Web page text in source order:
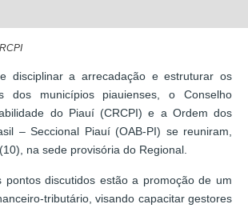
disciplinar a arrecadação e estruturar os
dos municípios piauienses, o Conselho
do Piauí (CRCPI) e a Ordem dos
– Seccional Piauí (OAB-PI) se reuniram,
na sede provisória do Regional.
pontos discutidos estão a promoção de um
tributário, visando capacitar gestores